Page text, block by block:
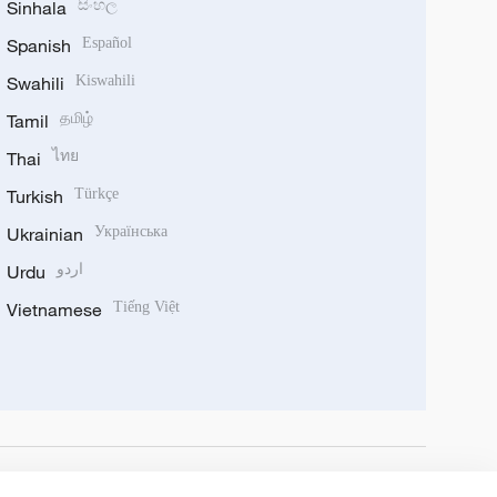
Sinhala සිංහල
Spanish Español
Swahili Kiswahili
Tamil தமிழ்
Thai ไทย
Turkish Türkçe
Ukrainian Українська
Urdu اردو
Vietnamese Tiếng Việt